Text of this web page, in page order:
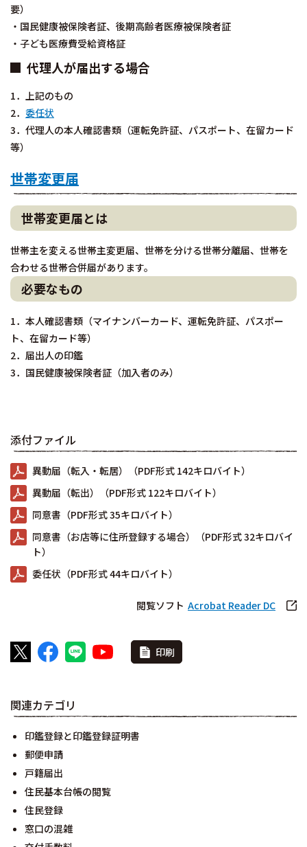
要）
・国民健康被保険者証、後期高齢者医療被保険者証
・子ども医療費受給資格証
代理人が届出する場合
1．上記のもの
2． 委任状
3．代理人の本人確認書類（運転免許証、パスポート、在留カード
等）
世帯変更届
世帯変更届とは
世帯主を変える世帯主変更届、世帯を分ける世帯分離届、世帯を
合わせる世帯合併届があります。
必要なもの
1．本人確認書類（マイナンバーカード、運転免許証、パスポー
ト、在留カード等）
2．届出人の印鑑
3．国民健康被保険者証（加入者のみ）
添付ファイル
異動届（転入・転居）（PDF形式 142キロバイト）
異動届（転出）（PDF形式 122キロバイト）
同意書（PDF形式 35キロバイト）
同意書（お店等に住所登録する場合）（PDF形式 32キロバイ
ト）
委任状（PDF形式 44キロバイト）
閲覧ソフト Acrobat Reader DC
印刷
関連カテゴリ
印鑑登録と印鑑登録証明書
郵便申請
戸籍届出
住民基本台帳の閲覧
住民登録
窓口の混雑